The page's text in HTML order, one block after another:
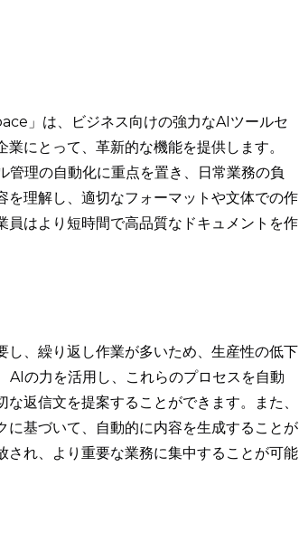
」は、ビジネス向けの強力なAIツールセ
にとって、革新的な機能を提供します。
理の自動化に重点を置き、日常業務の負
理解し、適切なフォーマットや文体での作
はより短時間で高品質なドキュメントを作
、繰り返し作業が多いため、生産性の低下
の力を活用し、これらのプロセスを自動
返信文を提案することができます。また、
基づいて、自動的に内容を生成することが
れ、より重要な業務に集中することが可能